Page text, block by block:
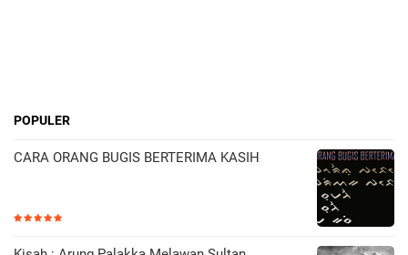
POPULER
CARA ORANG BUGIS BERTERIMA KASIH